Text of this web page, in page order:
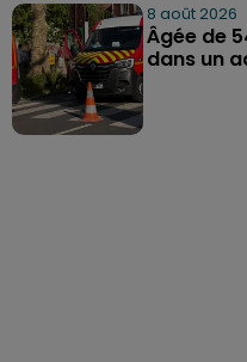
8 août 2026
Âgée de
dans un